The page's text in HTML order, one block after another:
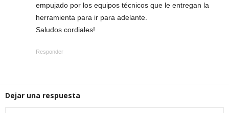
empujado por los equipos técnicos que le entregan la
herramienta para ir para adelante.
Saludos cordiales!
Responder
Dejar una respuesta